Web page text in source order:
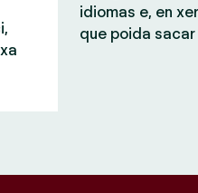
idiomas e, en
que poida